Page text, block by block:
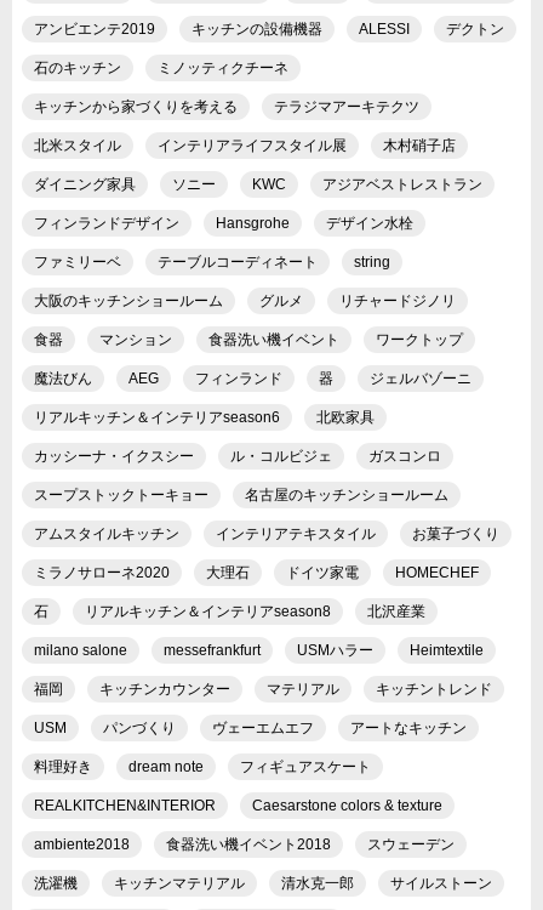
アンビエンテ2019 キッチンの設備機器 ALESSI デクトン
石のキッチン ミノッティクチーネ
キッチンから家づくりを考える テラジマアーキテクツ
北米スタイル インテリアライフスタイル展 木村硝子店
ダイニング家具 ソニー KWC アジアベストレストラン
フィンランドデザイン Hansgrohe デザイン水栓
ファミリーベ テーブルコーディネート string
大阪のキッチンショールーム グルメ リチャードジノリ
食器 マンション 食器洗い機イベント ワークトップ
魔法びん AEG フィンランド 器 ジェルバゾーニ
リアルキッチン＆インテリアseason6 北欧家具
カッシーナ・イクスシー ル・コルビジェ ガスコンロ
スープストックトーキョー 名古屋のキッチンショールーム
アムスタイルキッチン インテリアテキスタイル お菓子づくり
ミラノサローネ2020 大理石 ドイツ家電 HOMECHEF
石 リアルキッチン＆インテリアseason8 北沢産業
milano salone messefrankfurt USMハラー Heimtextile
福岡 キッチンカウンター マテリアル キッチントレンド
USM パンづくり ヴェーエムエフ アートなキッチン
料理好き dream note フィギュアスケート
REALKITCHEN&INTERIOR Caesarstone colors & texture
ambiente2018 食器洗い機イベント2018 スウェーデン
洗濯機 キッチンマテリアル 清水克一郎 サイルストーン